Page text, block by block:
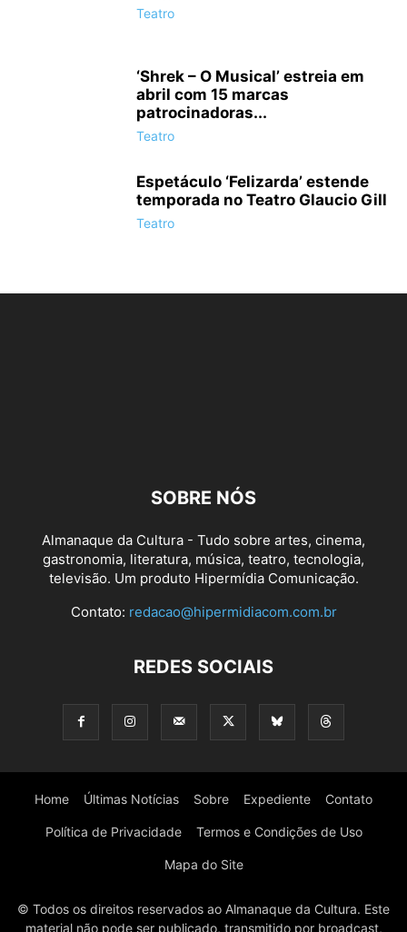
Teatro
‘Shrek – O Musical’ estreia em
abril com 15 marcas
patrocinadoras...
Teatro
Espetáculo ‘Felizarda’ estende
temporada no Teatro Glaucio Gill
Teatro
SOBRE NÓS
Almanaque da Cultura - Tudo sobre artes, cinema,
gastronomia, literatura, música, teatro, tecnologia,
televisão. Um produto Hipermídia Comunicação.
Contato: redacao@hipermidiacom.com.br
REDES SOCIAIS
Home Últimas Notícias Sobre Expediente Contato
Política de Privacidade Termos e Condições de Uso
Mapa do Site
© Todos os direitos reservados ao Almanaque da Cultura. Este
material não pode ser publicado, transmitido por broadcast,